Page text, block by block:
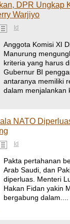
DPR Ungkap
Warjiyo
Id
Anggota Komisi XI
Manurung
kriteria yang harus
Gubernur BI
antaranya memiliki
dalam menjalankan
NATO
Id
Pakta pertahanan
Arab Saudi, dan
diperluas. Menteri
Hakan Fidan yakin
bergabung dalam....